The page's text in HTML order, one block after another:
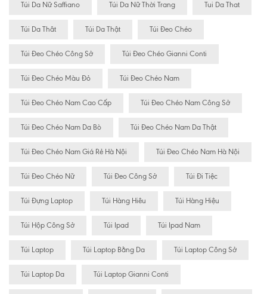
Túi Da Nữ Saffiano Túi Da Nữ Thời Trang Tui Da That
Túi Da Thât Túi Da Thật Túi Đeo Chéo
Túi Đeo Chéo Công Sở Túi Đeo Chéo Gianni Conti
Túi Đeo Chéo Màu Đỏ Túi Đeo Chéo Nam
Túi Đeo Chéo Nam Cao Cấp Túi Đeo Chéo Nam Công Sở
Túi Đeo Chéo Nam Da Bò Túi Đeo Chéo Nam Da Thật
Túi Đeo Chéo Nam Giá Rẻ Hà Nội Túi Đeo Chéo Nam Hà Nội
Túi Đeo Chéo Nữ Túi Đeo Công Sở Túi Đi Tiệc
Túi Đựng Laptop Túi Hàng Hiêu Túi Hàng Hiệu
Túi Hộp Công Sở Túi Ipad Túi Ipad Nam
Túi Laptop Túi Laptop Bằng Da Túi Laptop Công Sở
Túi Laptop Da Túi Laptop Gianni Conti